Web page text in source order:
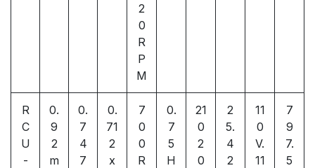
2
0
R
P
M
R
C
U
-
0.
9
2
m
0.
7
4
7
0.
71
2
x
7
0
0
R
0.
7
5
H
21
0
2
0
2
5.
4
2
11
0
V.
11
7
9
7.
5